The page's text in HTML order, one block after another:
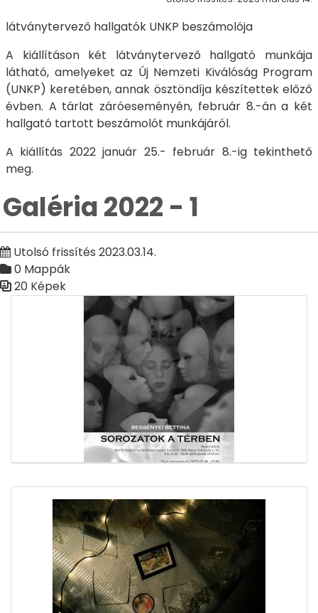
látványtervező hallgatók UNKP beszámolója
A kiállításon két látványtervező hallgató munkája
látható, amelyeket az Új Nemzeti Kiválóság Program
(UNKP) keretében, annak ösztöndíja készítettek előző
évben. A tárlat záróeseményén, február 8.-án a két
hallgató tartott beszámolót munkájáról.
A kiállítás 2022 január 25.- február 8.-ig tekinthető
meg.
Galéria 2022 - 1
Utolsó frissítés 2023.03.14.
0 Mappák
20 Képek